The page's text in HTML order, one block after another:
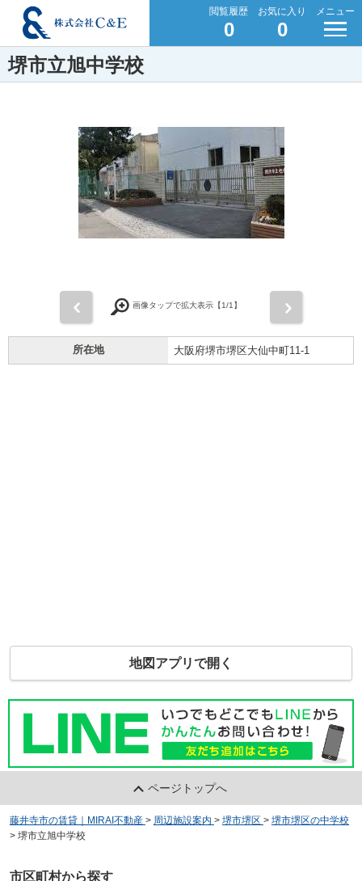
閲覧履歴
0
お気に入り
0
メニュー
堺市立旭中学校
画像タップで拡大表示【1/1】
所在地 大阪府堺市堺区大仙中町11-1
地図アプリで開く
ページトップへ
藤井寺市の賃貸｜MIRAI不動産 > 周辺施設案内 > 堺市堺区 > 堺市堺区の中学校
> 堺市立旭中学校
市区町村から探す